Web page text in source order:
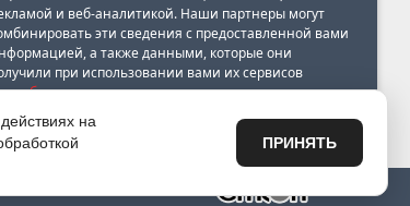
ФЛАНЦЕВ (анаэробы, силиконы и
составы)
КЛЕИ
на
ПРИНЯТЬ
и веб-аналитикой. Наши партнеры могут
эти сведения с предоставленной вами
а также данными, которые они
при использовании вами их сервисов